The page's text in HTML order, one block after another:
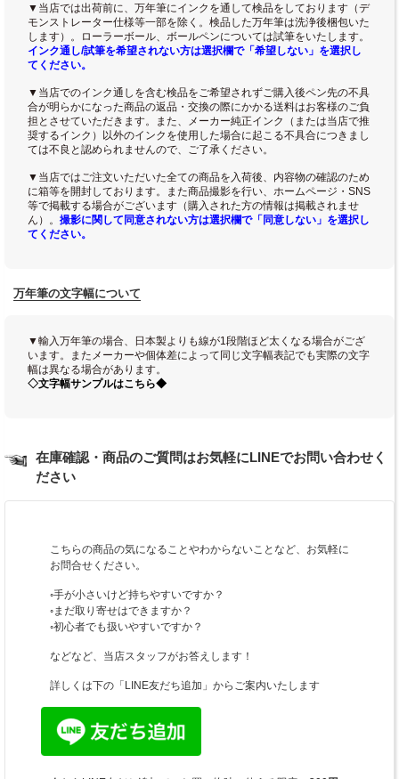
▼当店では出荷前に、万年筆にインクを通して検品をしております（デ
モンストレーター仕様等一部を除く。検品した万年筆は洗浄後梱包いた
します）。ローラーボール、ボールペンについては試筆をいたします。
インク通し/試筆を希望されない方は選択欄で「希望しない」を選択し
てください。
▼当店でのインク通しを含む検品をご希望されずご購入後ペン先の不具
合が明らかになった商品の返品・交換の際にかかる送料はお客様のご負
担とさせていただきます。また、メーカー純正インク（または当店で推
奨するインク）以外のインクを使用した場合に起こる不具合につきまし
ては不良と認められませんので、ご了承ください。
▼当店ではご注文いただいた全ての商品を入荷後、内容物の確認のため
に箱等を開封しております。また商品撮影を行い、ホームページ・SNS
等で掲載する場合がございます（購入された方の情報は掲載されませ
ん）。 撮影に関して同意されない方は選択欄で「同意しない」を選択し
てください。
万年筆の文字幅について
▼輸入万年筆の場合、日本製よりも線が1段階ほど太くなる場合がござ
います。またメーカーや個体差によって同じ文字幅表記でも実際の文字
幅は異なる場合があります。
◇文字幅サンプルはこちら◆
在庫確認・商品のご質問はお気軽にLINEでお問い合わせく
ださい
こちらの商品の気になることやわからないことなど、お気軽に
お問合せください。
◦手が小さいけど持ちやすいですか？
◦まだ取り寄せはできますか？
◦初心者でも扱いやすいですか？
などなど、当店スタッフがお答えします！
詳しくは下の「LINE友だち追加」からご案内いたします